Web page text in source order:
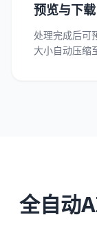
预览与下载
处理完成后可
大小自动压缩
全自动